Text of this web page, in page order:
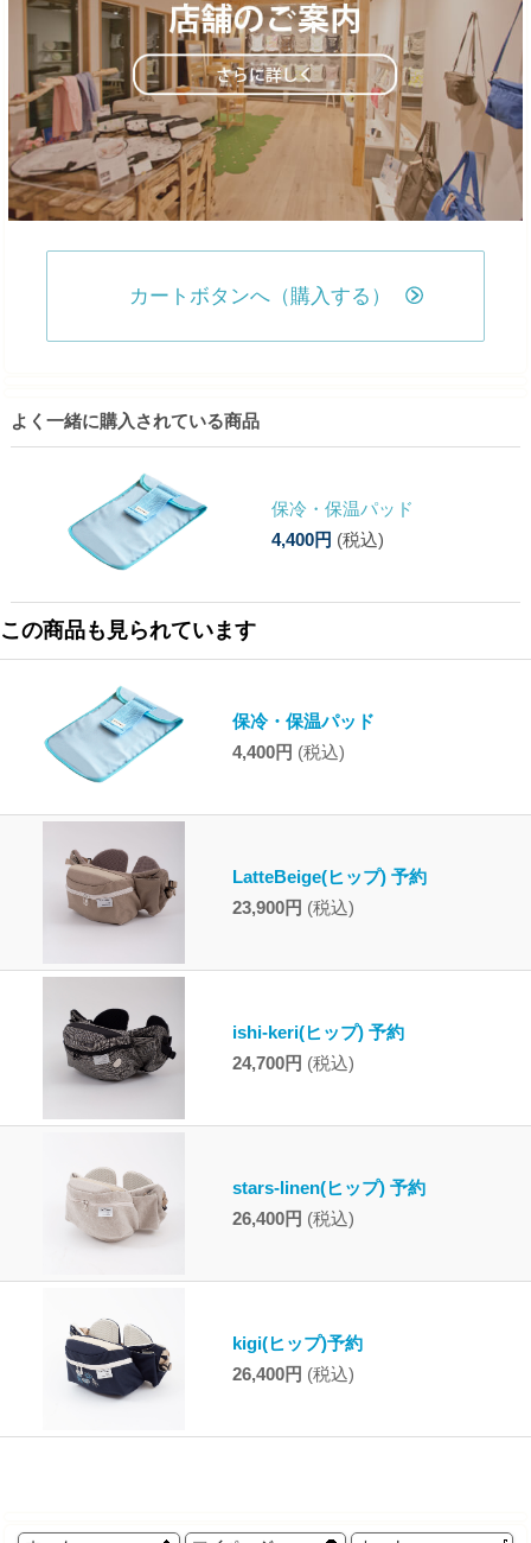
カートボタンへ（購入する）
よく一緒に購入されている商品
保冷・保温パッド
4,400円 (税込)
この商品も見られています
保冷・保温パッド
4,400円 (税込)
LatteBeige(ヒップ) 予約
23,900円 (税込)
ishi-keri(ヒップ) 予約
24,700円 (税込)
stars-linen(ヒップ) 予約
26,400円 (税込)
kigi(ヒップ)予約
26,400円 (税込)